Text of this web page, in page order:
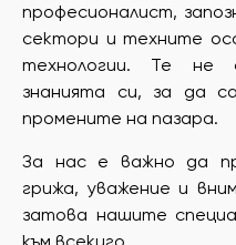
професионалист,
сектори и техните
технологии. Те не
знанията си, за да
промените на пазара.
За нас е важно да
грижа, уважение и
затова нашите